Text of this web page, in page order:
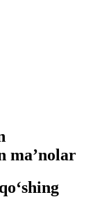
ma’nolar